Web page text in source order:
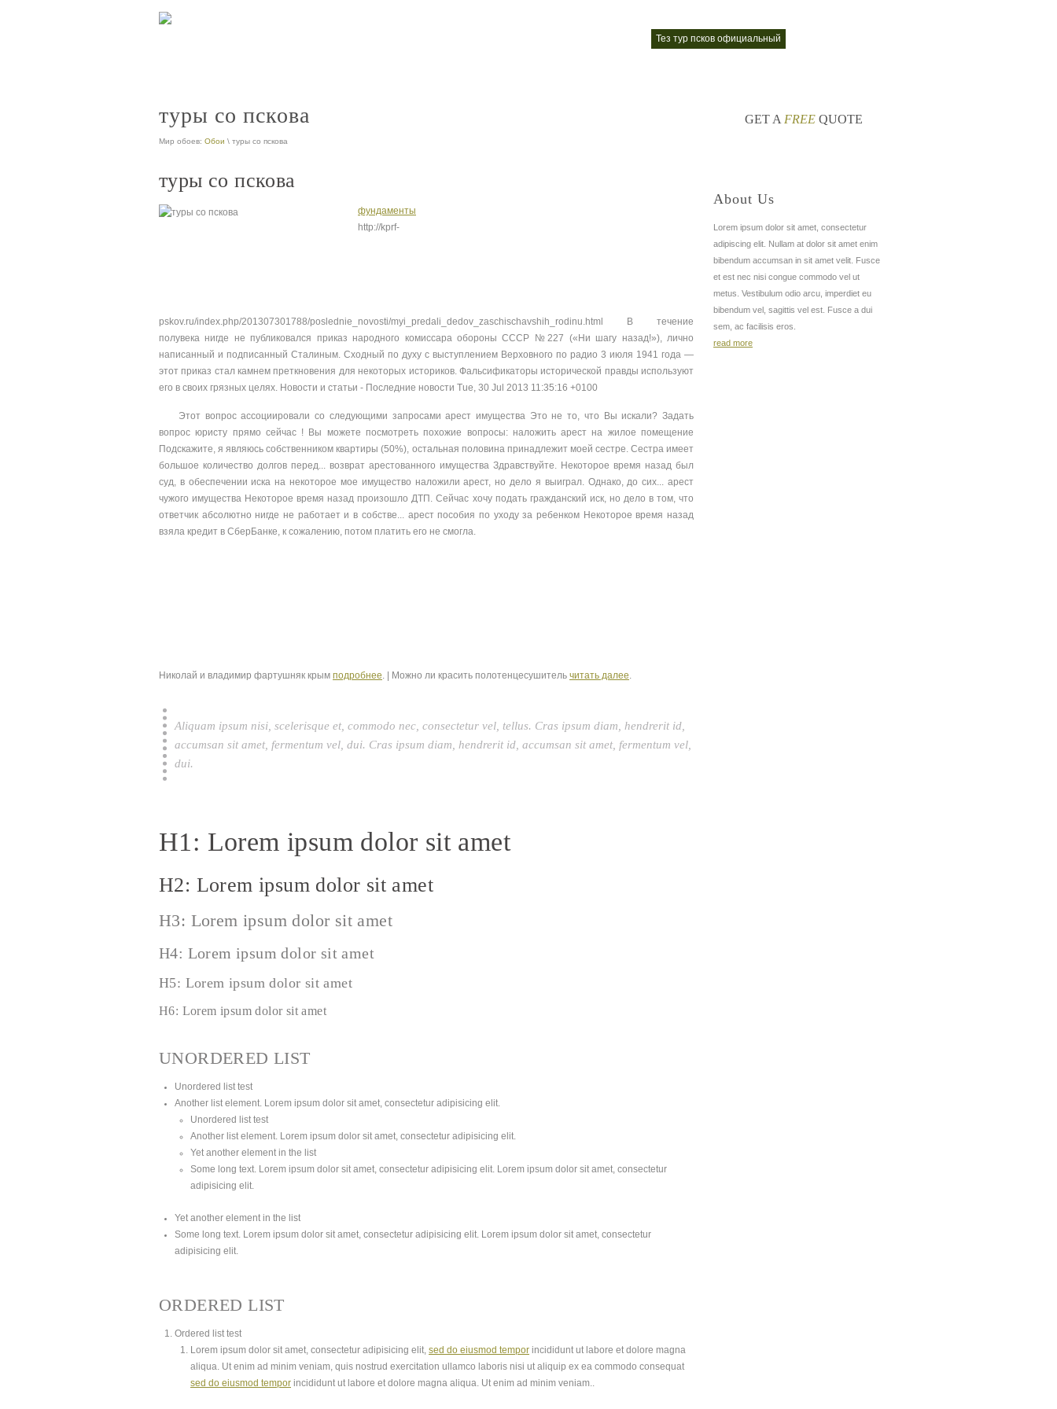
тез тур псков официальный
туры со пскова
Мир обоев: Обои \ туры со пскова
GET A FREE QUOTE
туры со пскова
фундаменты
http://kprf-
pskov.ru/index.php/201307301788/poslednie_novosti/myi_predali_dedov_zaschischavshih_rodinu.html В течение
полувека нигде не публиковался приказ народного комиссара обороны СССР №227 («Ни шагу назад!»), лично
написанный и подписанный Сталиным. Сходный по духу с выступлением Верховного по радио 3 июля 1941 года —
этот приказ стал камнем преткновения для некоторых историков. Фальсификаторы исторической правды используют
его в своих грязных целях. Новости и статьи - Последние новости Tue, 30 Jul 2013 11:35:16 +0100
Этот вопрос ассоциировали со следующими запросами арест имущества Это не то, что Вы искали? Задать
вопрос юристу прямо сейчас ! Вы можете посмотреть похожие вопросы: наложить арест на жилое помещение
Подскажите, я являюсь собственником квартиры (50%), остальная половина принадлежит моей сестре. Сестра имеет
большое количество долгов перед... возврат арестованного имущества Здравствуйте. Некоторое время назад был
суд, в обеспечении иска на некоторое мое имущество наложили арест, но дело я выиграл. Однако, до сих... арест
чужого имущества Некоторое время назад произошло ДТП. Сейчас хочу подать гражданский иск, но дело в том, что
ответчик абсолютно нигде не работает и в собстве... арест пособия по уходу за ребенком Некоторое время назад
взяла кредит в СберБанке, к сожалению, потом платить его не смогла.
Николай и владимир фартушняк крым подробнее . | Можно ли красить полотенцесушитель читать далее
Aliquam ipsum nisi, scelerisque et, commodo nec, consectetur vel, tellus. Cras ipsum diam, hendrerit id,
accumsan sit amet, fermentum vel, dui. Cras ipsum diam, hendrerit id, accumsan sit amet, fermentum vel,
dui.
H1: Lorem ipsum dolor sit amet
H2: Lorem ipsum dolor sit amet
H3: Lorem ipsum dolor sit amet
H4: Lorem ipsum dolor sit amet
H5: Lorem ipsum dolor sit amet
H6: Lorem ipsum dolor sit amet
UNORDERED LIST
Unordered list test
Another list element. Lorem ipsum dolor sit amet, consectetur adipisicing elit.
Unordered list test
Another list element. Lorem ipsum dolor sit amet, consectetur adipisicing elit.
Yet another element in the list
Some long text. Lorem ipsum dolor sit amet, consectetur adipisicing elit. Lorem ipsum dolor sit amet, consectetur
adipisicing elit.
Yet another element in the list
Some long text. Lorem ipsum dolor sit amet, consectetur adipisicing elit. Lorem ipsum dolor sit amet, consectetur
adipisicing elit.
ORDERED LIST
Ordered list test
Lorem ipsum dolor sit amet, consectetur adipisicing elit, sed do eiusmod tempor incididunt ut labore et dolore magna
aliqua. Ut enim ad minim veniam, quis nostrud exercitation ullamco laboris nisi ut aliquip ex ea commodo consequat
sed do eiusmod tempor incididunt ut labore et dolore magna aliqua. Ut enim ad minim veniam..
About Us
Lorem ipsum dolor sit amet, consectetur
adipiscing elit. Nullam at dolor sit amet enim
bibendum accumsan in sit amet velit. Fusce
et est nec nisi congue commodo vel ut
metus. Vestibulum odio arcu, imperdiet eu
bibendum vel, sagittis vel est. Fusce a dui
sem, ac facilisis eros.
read more